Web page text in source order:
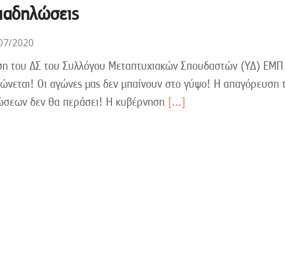
2020
του ΔΣ του Συλλόγου Μεταπτυχιακών Σπουδαστών (ΥΔ)
Οι αγώνες μας δεν μπαίνουν στο γύψο! Η απαγόρευση
δεν θα περάσει! Η κυβέρνηση […]